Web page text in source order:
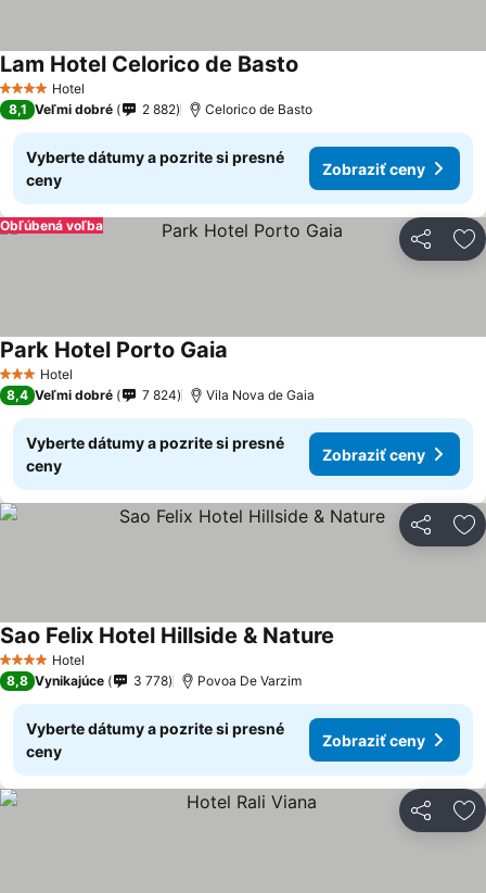
4 Počet hviezdičiek
Hotel
Lam Hotel Celorico de Basto
8,1 Veľmi dobré 2 882 Celorico de Basto
Vyberte dátumy a pozrite si presné
ceny
Zobraziť ceny
Zdieľať
Obľúbená voľba
3 Počet hviezdičiek
Hotel
Park Hotel Porto Gaia
8,4 Veľmi dobré 7 824 Vila Nova de Gaia
Vyberte dátumy a pozrite si presné
ceny
Zobraziť ceny
Zdieľať
4 Počet hviezdičiek
Hotel
Sao Felix Hotel Hillside & Nature
8,8 Vynikajúce 3 778 Povoa De Varzim
Vyberte dátumy a pozrite si presné
ceny
Zobraziť ceny
Zdieľať